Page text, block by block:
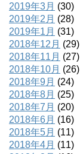
2019年3月 (30)
2019年2月 (28)
2019年1月 (31)
2018年12月 (29)
2018年11月 (27)
2018年10月 (26)
2018年9月 (24)
2018年8月 (25)
2018年7月 (20)
2018年6月 (16)
2018年5月 (11)
2018年4月 (11)